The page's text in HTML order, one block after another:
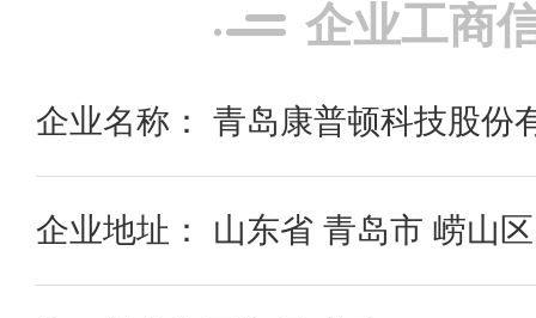
企业工商
企业名称： 青岛康普顿科技股份
企业地址： 山东省 青岛市 崂山